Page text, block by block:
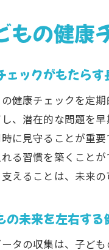
もの健康
ェックがもたら
健康チェックを定
し、潜在的な問題を
に見守ることが重
る習慣を築くこと
えることは、未来
の未来を左右す
タの収集は、子ど